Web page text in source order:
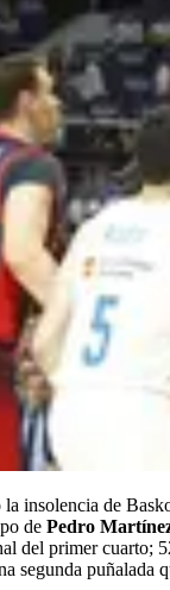
insolencia de
de Pedro
del primer cuarto;
segunda puñalada